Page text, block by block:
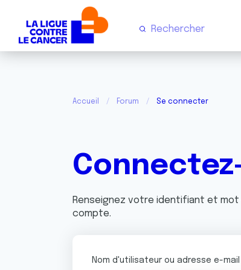
Accueil Forum Se connecter
Renseignez votre identifiant et
compte.
Nom d'utilisateur ou adresse e-mail